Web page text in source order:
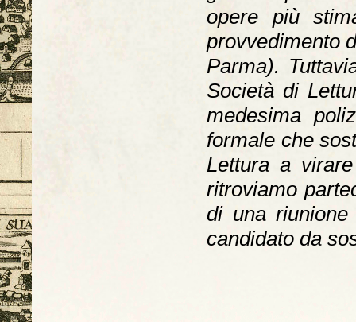
opere più
provvedimento
Parma).
Società di
medesima
formale che
Lettura a
ritroviamo
di una
candidato da